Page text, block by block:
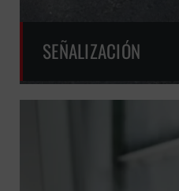
SEÑALIZACIÓN